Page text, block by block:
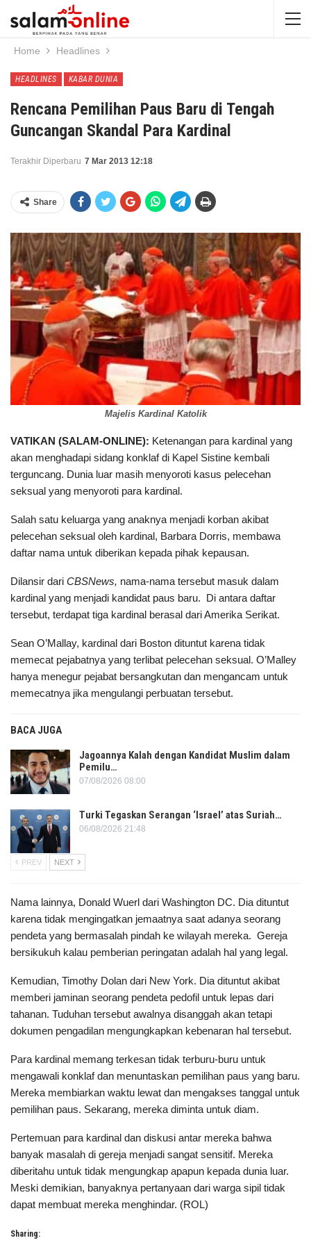
Home Headlines
HEADLINES KABAR DUNIA
Rencana Pemilihan Paus Baru di Tengah
Guncangan Skandal Para Kardinal
Terakhir Diperbaru 7 Mar 2013 12:18
Share
Majelis Kardinal Katolik
VATIKAN (SALAM-ONLINE): Ketenangan para kardinal yang
akan menghadapi sidang konklaf di Kapel Sistine kembali
terguncang. Dunia luar masih menyoroti kasus pelecehan
seksual yang menyoroti para kardinal.
Salah satu keluarga yang anaknya menjadi korban akibat
pelecehan seksual oleh kardinal, Barbara Dorris, membawa
daftar nama untuk diberikan kepada pihak kepausan.
Dilansir dari CBSNews, nama-nama tersebut masuk dalam
kardinal yang menjadi kandidat paus baru. Di antara daftar
tersebut, terdapat tiga kardinal berasal dari Amerika Serikat.
Sean O’Mallay, kardinal dari Boston dituntut karena tidak
memecat pejabatnya yang terlibat pelecehan seksual. O’Malley
hanya menegur pejabat bersangkutan dan mengancam untuk
memecatnya jika mengulangi perbuatan tersebut.
BACA JUGA
Jagoannya Kalah dengan Kandidat Muslim dalam
Pemilu…
07/08/2026 08:00
Turki Tegaskan Serangan ‘Israel’ atas Suriah…
06/08/2026 21:48
PREV NEXT
Nama lainnya, Donald Wuerl dari Washington DC. Dia dituntut
karena tidak mengingatkan jemaatnya saat adanya seorang
pendeta yang bermasalah pindah ke wilayah mereka. Gereja
bersikukuh kalau pemberian peringatan adalah hal yang legal.
Kemudian, Timothy Dolan dari New York. Dia dituntut akibat
memberi jaminan seorang pendeta pedofil untuk lepas dari
tahanan. Tuduhan tersebut awalnya disanggah akan tetapi
dokumen pengadilan mengungkapkan kebenaran hal tersebut.
Para kardinal memang terkesan tidak terburu-buru untuk
mengawali konklaf dan menuntaskan pemilihan paus yang baru.
Mereka membiarkan waktu lewat dan mengakses tanggal untuk
pemilihan paus. Sekarang, mereka diminta untuk diam.
Pertemuan para kardinal dan diskusi antar mereka bahwa
banyak masalah di gereja menjadi sangat sensitif. Mereka
diberitahu untuk tidak mengungkap apapun kepada dunia luar.
Meski demikian, banyaknya pertanyaan dari warga sipil tidak
dapat membuat mereka menghindar. (ROL)
Sharing: